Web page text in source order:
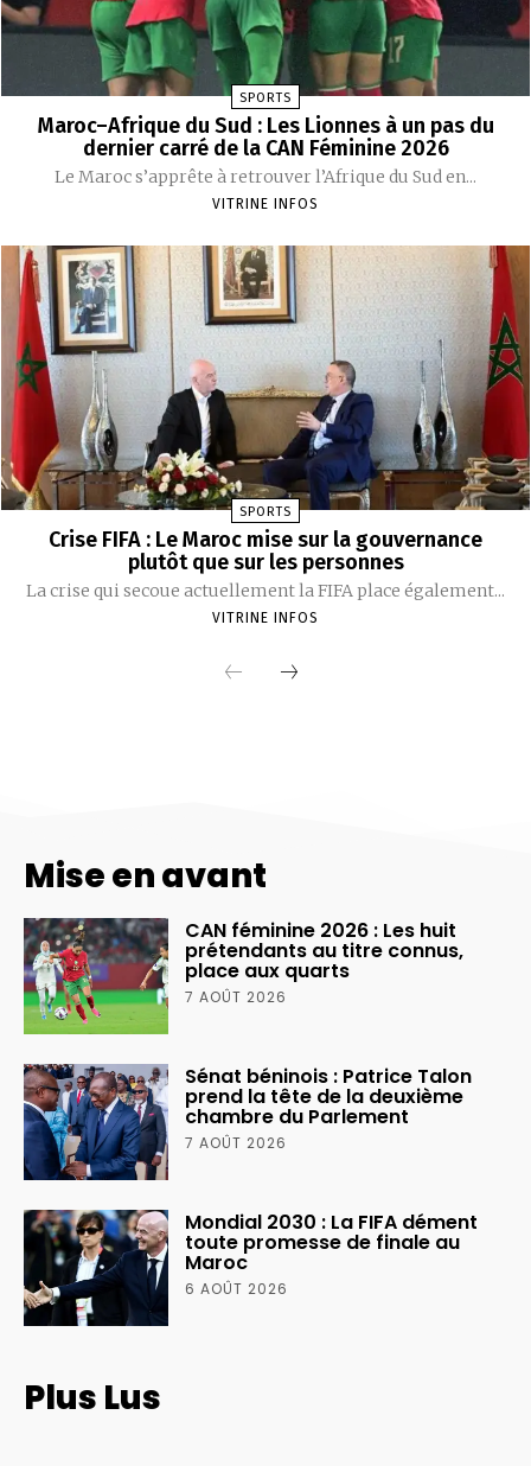
Mise en avant
CAN féminine 2026 : Les huit
prétendants au titre connus,
place aux quarts
7 AOÛT 2026
Sénat béninois : Patrice Talon
prend la tête de la deuxième
chambre du Parlement
7 AOÛT 2026
Mondial 2030 : La FIFA dément
toute promesse de finale au
Maroc
6 AOÛT 2026
Plus Lus